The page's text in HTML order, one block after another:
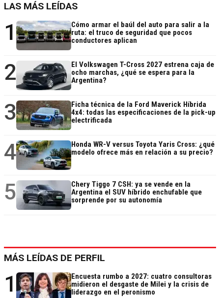
LAS MÁS LEÍDAS
1
Cómo armar el baúl del auto para salir a la
ruta: el truco de seguridad que pocos
conductores aplican
2
El Volkswagen T-Cross 2027 estrena caja de
ocho marchas, ¿qué se espera para la
Argentina?
3
Ficha técnica de la Ford Maverick Híbrida
4x4: todas las especificaciones de la pick-up
electrificada
4
Honda WR-V versus Toyota Yaris Cross: ¿qué
modelo ofrece más en relación a su precio?
5
Chery Tiggo 7 CSH: ya se vende en la
Argentina el SUV híbrido enchufable que
sorprende por su autonomía
MÁS LEÍDAS DE PERFIL
1
Encuesta rumbo a 2027: cuatro consultoras
midieron el desgaste de Milei y la crisis de
liderazgo en el peronismo